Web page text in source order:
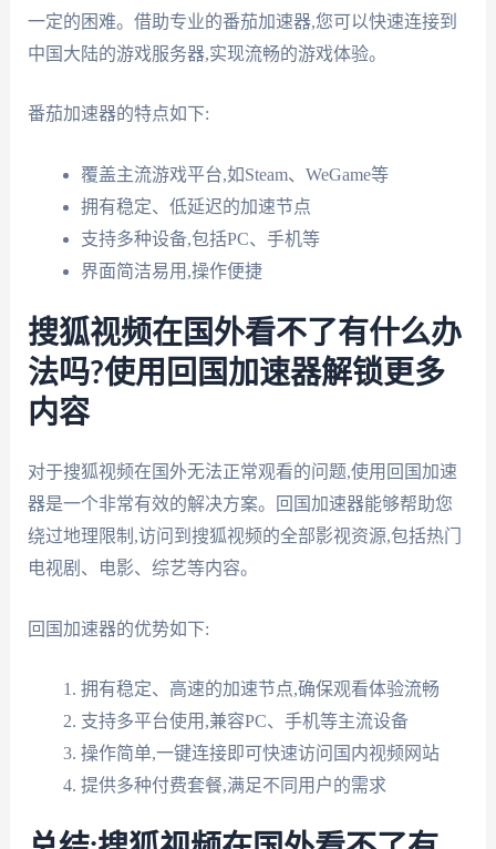
一定的困难。借助专业的番茄加速器,您可以快速连接到
中国大陆的游戏服务器,实现流畅的游戏体验。
番茄加速器的特点如下:
覆盖主流游戏平台,如Steam、WeGame等
拥有稳定、低延迟的加速节点
支持多种设备,包括PC、手机等
界面简洁易用,操作便捷
搜狐视频在国外看不了有什么办
法吗?使用回国加速器解锁更多
内容
对于搜狐视频在国外无法正常观看的问题,使用回国加速
器是一个非常有效的解决方案。回国加速器能够帮助您
绕过地理限制,访问到搜狐视频的全部影视资源,包括热门
电视剧、电影、综艺等内容。
回国加速器的优势如下:
拥有稳定、高速的加速节点,确保观看体验流畅
支持多平台使用,兼容PC、手机等主流设备
操作简单,一键连接即可快速访问国内视频网站
提供多种付费套餐,满足不同用户的需求